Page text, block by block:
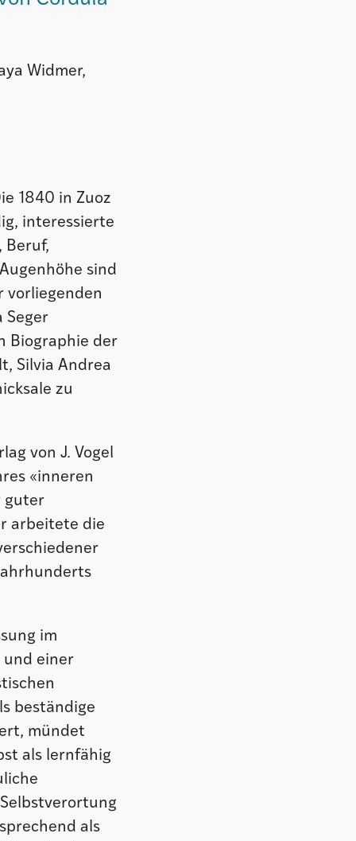
Widmer,
1840 in Zuoz
interessierte
Beruf,
sind
vorliegenden
Seger
Biographie der
Silvia Andrea
zu
von J. Vogel
«inneren
guter
arbeitete die
im
und einer
beständige
mündet
als lernfähig
als